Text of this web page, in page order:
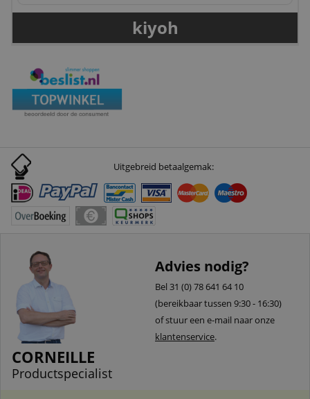
kiyoh
Uitgebreid betaalgemak:
CORNEILLE
Productspecialist
Advies nodig?
Bel 31 (0) 78 641 64 10
(bereikbaar tussen 9:30 - 16:30)
of stuur een e-mail naar onze
klantenservice.